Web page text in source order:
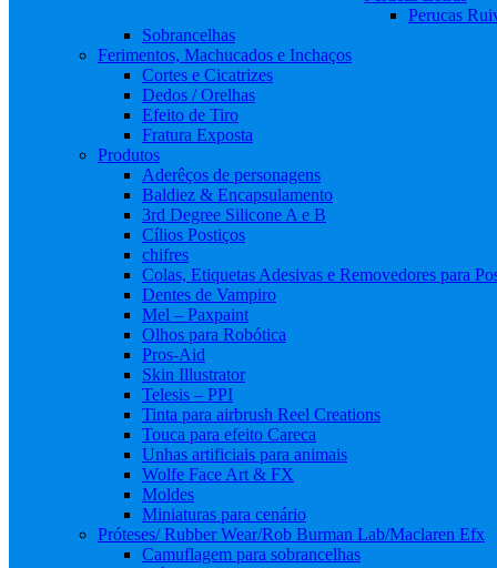
Perucas
Sobrancelhas
Ferimentos, Machucados e Inchaços
Cortes e Cicatrizes
Dedos / Orelhas
Efeito de Tiro
Fratura Exposta
Produtos
Aderêços de personagens
Baldiez & Encapsulamento
3rd Degree Silicone A e B
Cílios Postiços
chifres
Colas, Etiquetas Adesivas e Removedores para
Dentes de Vampiro
Mel – Paxpaint
Olhos para Robótica
Pros-Aid
Skin Illustrator
Telesis – PPI
Tinta para airbrush Reel Creations
Touca para efeito Careca
Unhas artificiais para animais
Wolfe Face Art & FX
Moldes
Miniaturas para cenário
Próteses/ Rubber Wear/Rob Burman Lab/Maclaren Efx
Camuflagem para sobrancelhas